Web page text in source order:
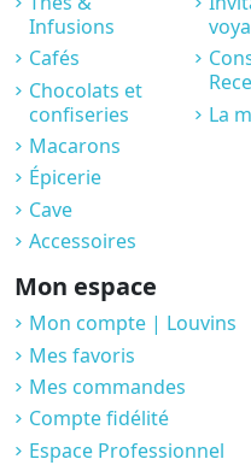
Infusions
Cafés
Chocolats et
confiseries
Macarons
Épicerie
Cave
Accessoires
La
Mon espace
Mon compte | Louvins
Mes favoris
Mes commandes
Compte fidélité
Espace Professionnel